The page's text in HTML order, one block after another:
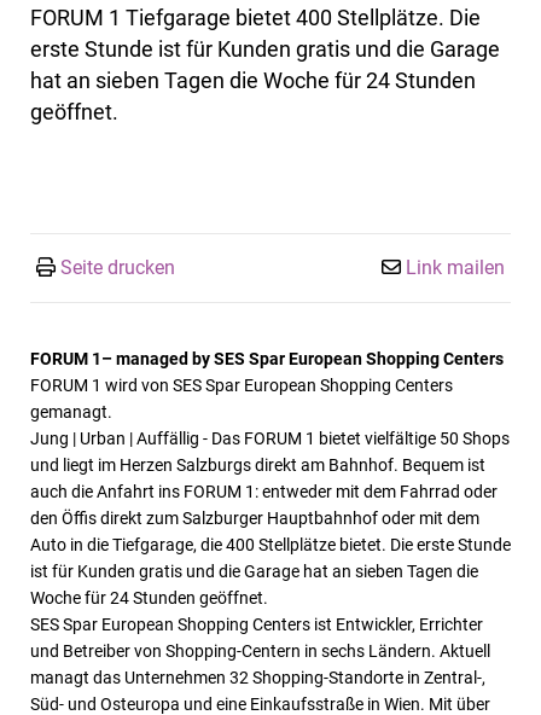
FORUM 1 Tiefgarage bietet 400 Stellplätze. Die
erste Stunde ist für Kunden gratis und die Garage
hat an sieben Tagen die Woche für 24 Stunden
geöffnet.
Seite drucken Link mailen
FORUM 1– managed by SES Spar European Shopping Centers
FORUM 1 wird von SES Spar European Shopping Centers
gemanagt.
Jung | Urban | Auffällig - Das FORUM 1 bietet vielfältige 50 Shops
und liegt im Herzen Salzburgs direkt am Bahnhof. Bequem ist
auch die Anfahrt ins FORUM 1: entweder mit dem Fahrrad oder
den Öffis direkt zum Salzburger Hauptbahnhof oder mit dem
Auto in die Tiefgarage, die 400 Stellplätze bietet. Die erste Stunde
ist für Kunden gratis und die Garage hat an sieben Tagen die
Woche für 24 Stunden geöffnet.
SES Spar European Shopping Centers ist Entwickler, Errichter
und Betreiber von Shopping-Centern in sechs Ländern. Aktuell
managt das Unternehmen 32 Shopping-Standorte in Zentral-,
Süd- und Osteuropa und eine Einkaufsstraße in Wien. Mit über